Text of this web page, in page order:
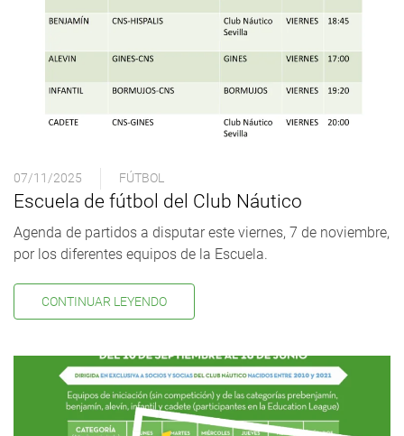
07/11/2025 FÚTBOL
Escuela de fútbol del Club Náutico
Agenda de partidos a disputar este viernes, 7 de noviembre,
por los diferentes equipos de la Escuela.
CONTINUAR LEYENDO